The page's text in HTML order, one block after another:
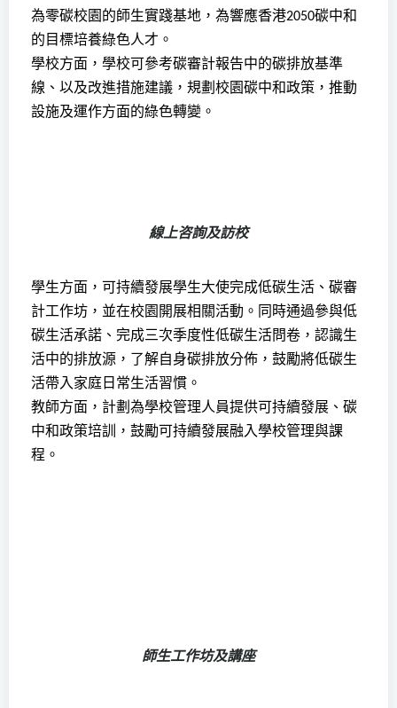
為零碳校園的師生實踐基地，為響應香港2050碳中和
的目標培養綠色人才。
學校方面，學校可參考碳審計報告中的碳排放基準
線、以及改進措施建議，規劃校園碳中和政策，推動
設施及運作方面的綠色轉變。
線上咨詢及訪校
學生方面，可持續發展學生大使完成低碳生活、碳審
計工作坊，並在校園開展相關活動。同時通過參與低
碳生活承諾、完成三次季度性低碳生活問卷，認識生
活中的排放源，了解自身碳排放分佈，鼓勵將低碳生
活帶入家庭日常生活習慣。
教師方面，計劃為學校管理人員提供可持續發展、碳
中和政策培訓，鼓勵可持續發展融入學校管理與課
程。
師生工作坊及講座